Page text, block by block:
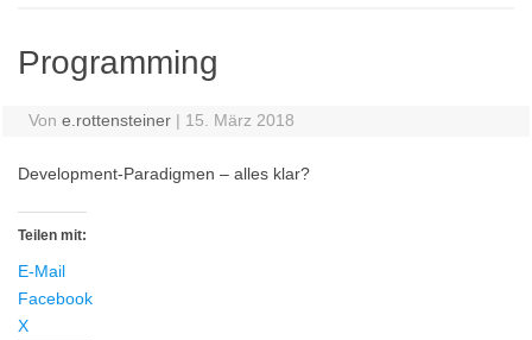
Programming
Vone.rottensteiner | 15. März 2018
Development-Paradigmen – alles klar?
Teilen mit:
E-Mail
Facebook
X